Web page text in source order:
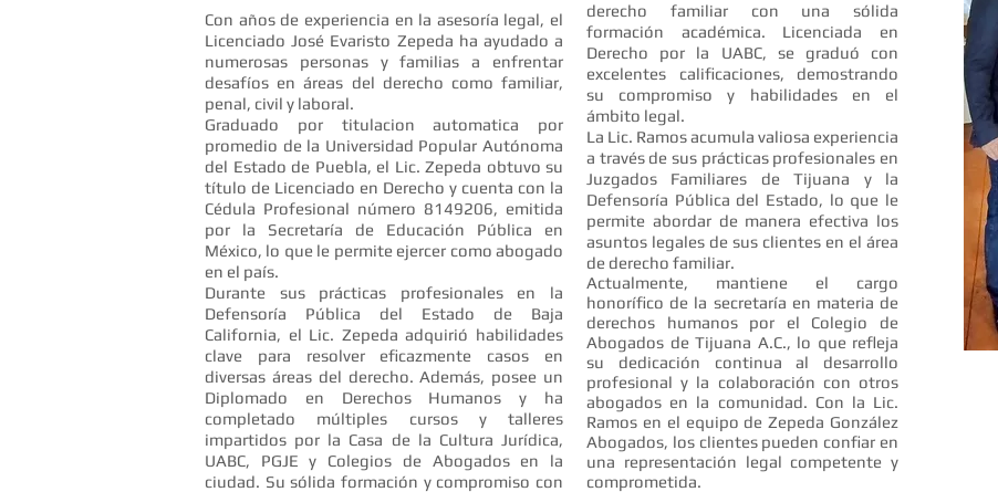
Con años de experiencia en la asesoría legal, el
Licenciado José Evaristo Zepeda ha ayudado a
numerosas personas y familias a enfrentar
desafíos en áreas del derecho como familiar,
penal, civil y laboral.
Graduado por titulacion automatica por
promedio de la Universidad Popular Autónoma
del Estado de Puebla, el Lic. Zepeda obtuvo su
título de Licenciado en Derecho y cuenta con la
Cédula Profesional número 8149206, emitida
por la Secretaría de Educación Pública en
México, lo que le permite ejercer como abogado
en el país.
Durante sus prácticas profesionales en la
Defensoría Pública del Estado de Baja
California, el Lic. Zepeda adquirió habilidades
clave para resolver eficazmente casos en
diversas áreas del derecho. Además, posee un
Diplomado en Derechos Humanos y ha
completado múltiples cursos y talleres
impartidos por la Casa de la Cultura Jurídica,
UABC, PGJE y Colegios de Abogados en la
ciudad. Su sólida formación y compromiso con
derecho familiar con una sólida
formación académica. Licenciada en
Derecho por la UABC, se graduó con
excelentes calificaciones, demostrando
su compromiso y habilidades en el
ámbito legal.
La Lic. Ramos acumula valiosa experiencia
a través de sus prácticas profesionales en
Juzgados Familiares de Tijuana y la
Defensoría Pública del Estado, lo que le
permite abordar de manera efectiva los
asuntos legales de sus clientes en el área
de derecho familiar.
Actualmente, mantiene el cargo
honorífico de la secretaría en materia de
derechos humanos por el Colegio de
Abogados de Tijuana A.C., lo que refleja
su dedicación continua al desarrollo
profesional y la colaboración con otros
abogados en la comunidad. Con la Lic.
Ramos en el equipo de Zepeda González
Abogados, los clientes pueden confiar en
una representación legal competente y
comprometida.